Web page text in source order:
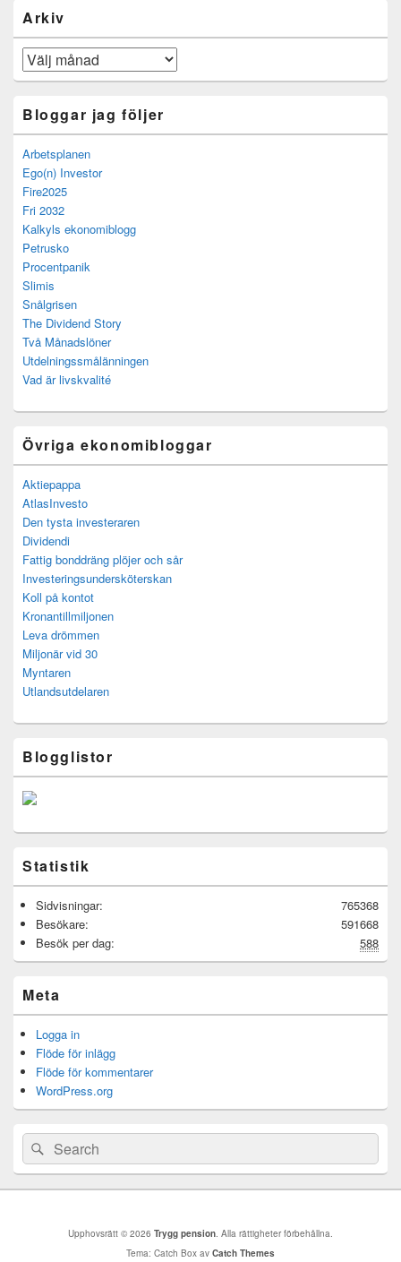
Arkiv
Arkiv
Bloggar jag följer
Arbetsplanen
Ego(n) Investor
Fire2025
Fri 2032
Kalkyls ekonomiblogg
Petrusko
Procentpanik
Slimis
Snålgrisen
The Dividend Story
Två Månadslöner
Utdelningssmålänningen
Vad är livskvalité
Övriga ekonomibloggar
Aktiepappa
AtlasInvesto
Den tysta investeraren
Dividendi
Fattig bonddräng plöjer och sår
Investeringsundersköterskan
Koll på kontot
Kronantillmiljonen
Leva drömmen
Miljonär vid 30
Myntaren
Utlandsutdelaren
Blogglistor
Statistik
765368
Sidvisningar:
591668
Besökare:
588
Besök per dag:
Meta
Logga in
Flöde för inlägg
Flöde för kommentarer
WordPress.org
Sök
efter:
Sök
Upphovsrätt © 2026 Trygg pension. Alla rättigheter förbehållna.
Tema: Catch Box av Catch Themes